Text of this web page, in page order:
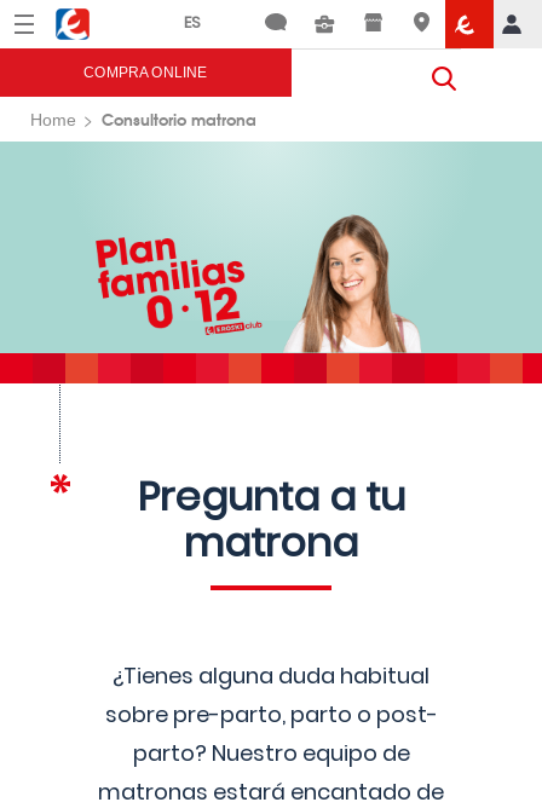
Menú Eroski
COMPRA ONLINE
Home Consultorio matrona
Pregunta a tu
matrona
¿Tienes alguna duda habitual
sobre pre-parto, parto o post-
parto? Nuestro equipo de
matronas estará encantado de